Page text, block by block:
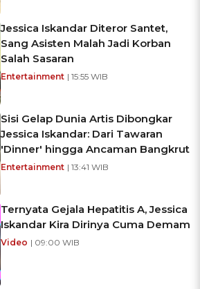
Jessica Iskandar Diteror Santet,
Sang Asisten Malah Jadi Korban
Salah Sasaran
Entertainment | 15:55 WIB
Sisi Gelap Dunia Artis Dibongkar
Jessica Iskandar: Dari Tawaran
'Dinner' hingga Ancaman Bangkrut
Entertainment | 13:41 WIB
Ternyata Gejala Hepatitis A, Jessica
Iskandar Kira Dirinya Cuma Demam
Video | 09:00 WIB